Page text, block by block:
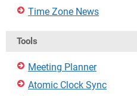
Time Zone News
Tools
Meeting Planner
Atomic Clock Sync